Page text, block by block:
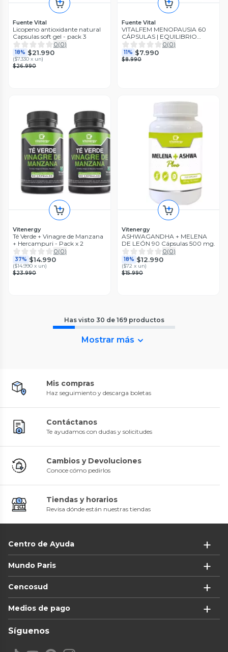
Fuente Vital
Licopeno antioxidante natural
Capsulas soft gel - pack 3
0(0)
18% $21.990
($7.330 x un)
$26.990
Fuente Vital
VITALFEM MENOPAUSIA 60
CÁPSULAS | EQUILIBRIO
HORMONAL MUJER
0(0)
11% $7.990
$8.990
Vitenergy
Té Verde + Vinagre de Manzana
+ Hercampuri - Pack x 2
0(0)
37% $14.990
($14.990 x un)
$23.990
Vitenergy
ASHWAGANDHA + MELENA
DE LEÓN 90 Cápsulas 500 mg.
0(0)
18% $12.990
($72 x un)
$15.990
Has visto 30 de 169 productos
Mostrar más
Mis compras
Haz seguimiento y descarga boletas
Contáctanos
Te ayudamos con dudas y solicitudes
Cambios y Devoluciones
Conoce cómo pedirlos
Tiendas y horarios
Revisa dónde están nuestras tiendas
Centro de Ayuda
Mundo Paris
Cencosud
Medios de pago
Síguenos